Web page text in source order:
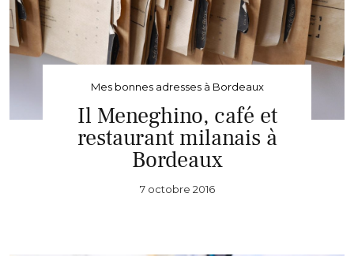
Mes bonnes adresses à Bordeaux
Il Meneghino, café et
restaurant milanais à
Bordeaux
7 octobre 2016